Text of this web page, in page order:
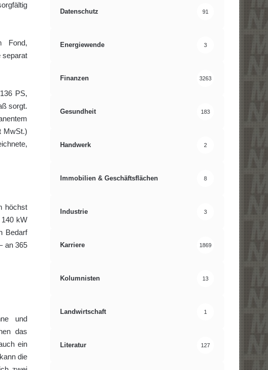
Fond,
separat
PS,
sorgt.
MwSt.)
höchst
kW
Bedarf
an 365
und
das
ein
die
Datenschutz 91
Energiewende 3
Finanzen 3263
Gesundheit 183
Handwerk 2
Immobilien & Geschäftsflächen 8
Industrie 3
Karriere 1869
Kolumnisten 13
Landwirtschaft 1
Literatur 127